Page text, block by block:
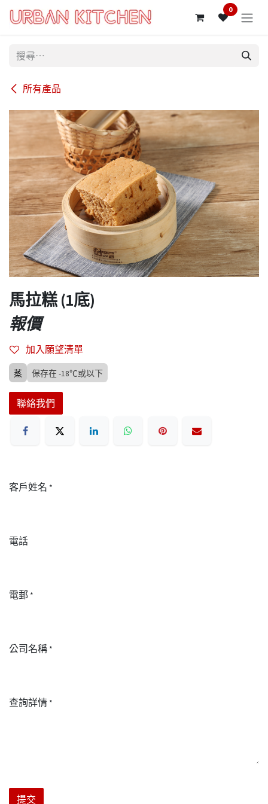
跳至內容 0
所有產品
馬拉糕 (1底)
報價
加入願望清單
蒸 保存在 -18℃或以下
聯絡我們
客戶姓名 *
電話
電郵 *
公司名稱 *
查詢詳情 *
提交